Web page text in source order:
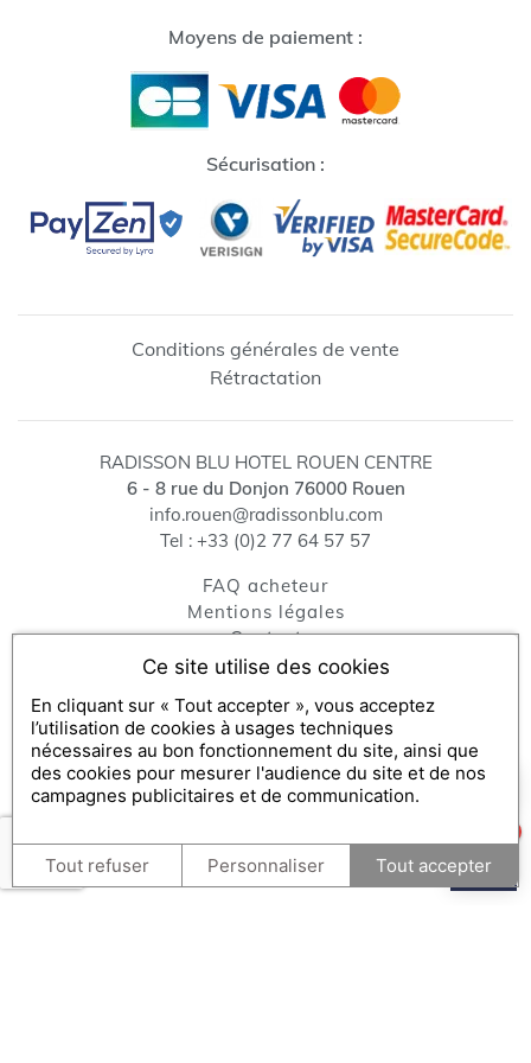
Moyens de paiement :
Sécurisation :
Conditions générales de vente
Rétractation
RADISSON BLU HOTEL ROUEN CENTRE
6 - 8 rue du Donjon 76000 Rouen
info.rouen@radissonblu.com
Tel : +33 (0)2 77 64 57 57
FAQ acheteur
Mentions légales
contact
Politique de Confidentialité
Échanger / consulter mon bon et FAQ bénéficiaire
Revendeur
Engagements RSE
Console SecretBox ®
, éditeur de la solution de chèques et
coffrets cadeaux
Comment puis-je vous aider ?
Ce site utilise des cookies
En cliquant sur « Tout accepter », vous acceptez
l’utilisation de cookies à usages techniques
nécessaires au bon fonctionnement du site, ainsi que
des cookies pour mesurer l'audience du site et de nos
campagnes publicitaires et de communication.
Tout refuser Personnaliser Tout accepter